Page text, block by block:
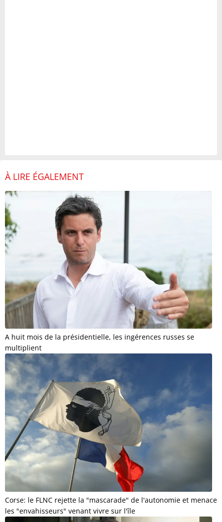
À LIRE ÉGALEMENT
A huit mois de la présidentielle, les ingérences russes se
multiplient
Corse: le FLNC rejette la "mascarade" de l'autonomie et menace
les "envahisseurs" venant vivre sur l'île